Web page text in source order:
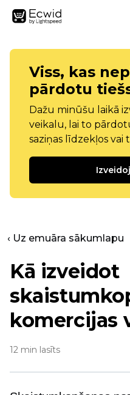
Viss, kas
pārdotu
Dažu minūšu laikā
veikalu, lai to
saziņas līdzekļos vai
‹ Uz emuāra sākumlapu
Kā izveidot
komercijas
12 min lasīts